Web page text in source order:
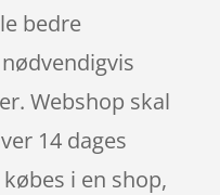
bedre
Webshop skal
14 dages
i en shop,